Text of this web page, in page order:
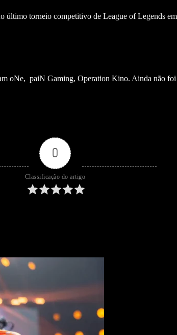
último torneio competitivo de League of Legends
paiN Gaming, Operation Kino. Ainda não foi
0
Classificação do artigo